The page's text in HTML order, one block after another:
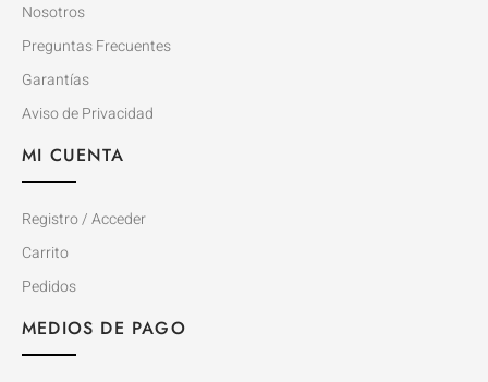
Nosotros
Preguntas Frecuentes
Garantías
Aviso de Privacidad
MI CUENTA
Registro / Acceder
Carrito
Pedidos
MEDIOS DE PAGO